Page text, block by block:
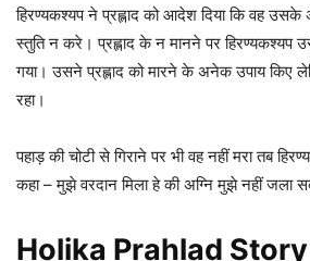
हिरण्यकश्यप ने प्रह्लाद को आदेश दिया कि वह उसके
स्तुति न करे। प्रह्लाद के न मानने पर हिरण्यकश्यप
गया। उसने प्रह्लाद को मारने के अनेक उपाय किए
रहा।
पहाड़ की चोटी से गिराने पर भी वह नहीं मरा तब
कहा – मुझे वरदान मिला हे की अग्नि मुझे नहीं जला
Holika Prahlad Story